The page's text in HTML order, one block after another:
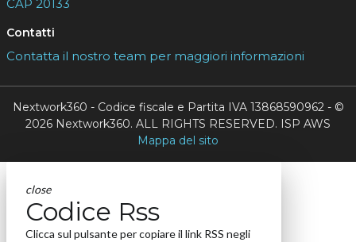
CAP 20133
Contatti
Contatta il nostro team per maggiori informazioni
Nextwork360 - Codice fiscale e Partita IVA 13868590962 - ©
2026 Nextwork360. ALL RIGHTS RESERVED. ISP AWS
Mappa del sito
close
Codice Rss
Clicca sul pulsante per copiare il link RSS negli